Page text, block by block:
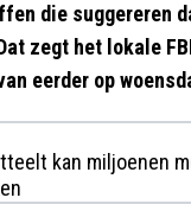
die suggereren
zegt het lokale
eerder op
kan miljoenen